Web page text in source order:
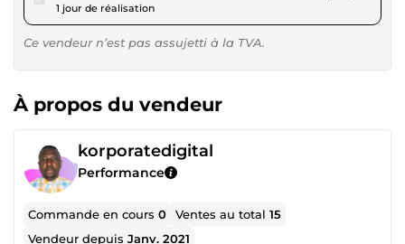
1 jour de réalisation
Ce vendeur n’est pas assujetti à la TVA.
À propos du vendeur
korporatedigital
Performance
Commande en cours0 Ventes au total15
Vendeur depuisJanv. 2021